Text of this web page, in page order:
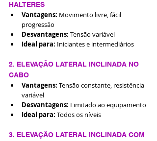
HALTERES
Vantagens: Movimento livre, fácil
progressão
Desvantagens: Tensão variável
Ideal para: Iniciantes e intermediários
2. ELEVAÇÃO LATERAL INCLINADA NO
CABO
Vantagens: Tensão constante, resistência
variável
Desvantagens: Limitado ao equipamento
Ideal para: Todos os níveis
3. ELEVAÇÃO LATERAL INCLINADA COM